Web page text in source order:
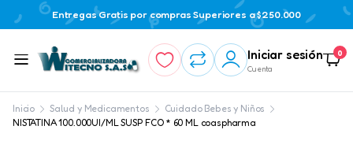
Entregas Gratis por compras Superiores a $250.000
Iniciar sesión
Cuenta
0
Inicio Salud y Medicamentos
Cuidado Bebes y Niños
NISTATINA 100.000UI/ML SUSP FCO * 60 ML coaspharma